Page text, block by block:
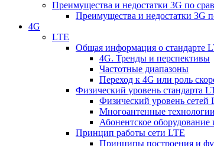
Преимущества и недостатки 3G по
Преимущества и недостатки 3G
4G
LTE
Общая информация о стандарте
4G. Тренды и перспективы
Частотные диапазоны
Переход к 4G или роль
Физический уровень стандарта
Физический уровень сетей
Многоантенные
Абонентское оборудование
Принцип работы сети LTE
Принципы построения и